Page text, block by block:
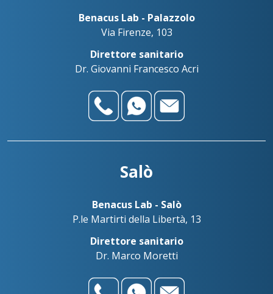
Benacus Lab - Palazzolo
Via Firenze, 103
Direttore sanitario
Dr. Giovanni Francesco Acri
Salò
Benacus Lab - Salò
P.le Martirti della Libertà, 13
Direttore sanitario
Dr. Marco Moretti